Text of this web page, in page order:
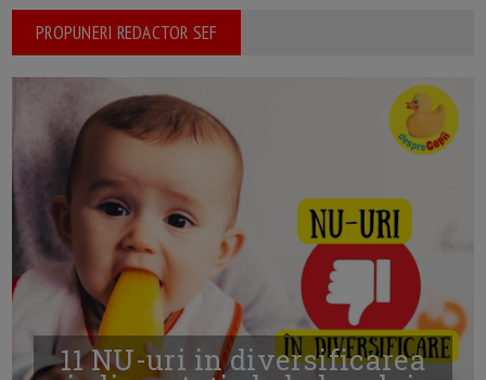
PROPUNERI REDACTOR SEF
11 NU-uri in diversificarea